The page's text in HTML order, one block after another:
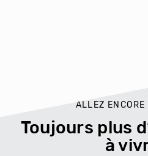
ALLEZ
Toujours plus
à